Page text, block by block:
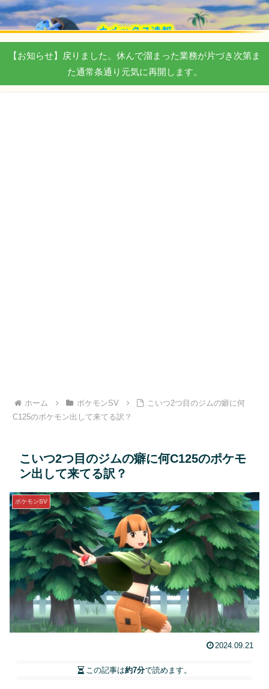
【お知らせ】戻りました。休んで溜まった業務が片づき次第ま
た通常条通り元気に再開します。
ホーム ポケモンSV
こいつ2つ目のジムの癖に何
C125のポケモン出して来てる訳？
こいつ2つ目のジムの癖に何C125のポケモ
ン出して来てる訳？
ポケモンSV
2024.09.21
この記事は約7分で読めます。